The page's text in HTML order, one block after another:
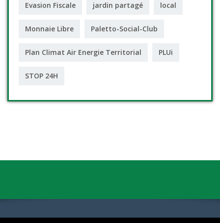
Evasion Fiscale jardin partagé local
Monnaie Libre Paletto-Social-Club
Plan Climat Air Energie Territorial PLUi
STOP 24H